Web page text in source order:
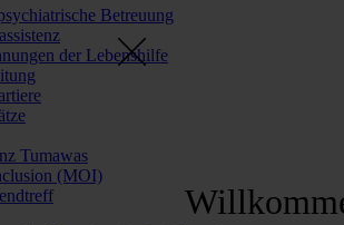
Betreuung
der Lebenshilfe
Tumawas
(MOI)